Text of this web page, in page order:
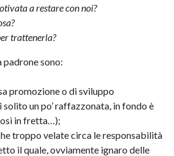
a restare con noi?
trattenerla?
padrone sono:
promozione o di sviluppo
un po’ raffazzonata, in fondo è
in fretta…);
troppo velate circa le responsabilità
il quale, ovviamente ignaro delle